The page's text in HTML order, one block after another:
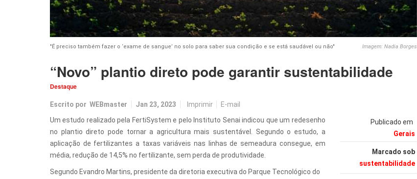
"É preciso também fazer o ‘exame de sangue’ no solo para saber sua condição e se está saudável ou não" Imagem: Nadia Borges
“Novo” plantio direto pode garantir sustentabilidade
Destaque
Escrito por WEBmaster Jan 23, 2023 Imprimir E-mail
Publicado em
Gerais
Marcado sob
sustentabilidade
Um estudo realizado pela FertiSystem e pelo Instituto Senai indicou que um redesenho
no plantio direto pode tornar a agricultura mais sustentável. Segundo o estudo, a
aplicação de fertilizantes a taxas variáveis nas linhas de semeadura consegue, em
média, redução de 14,5% no fertilizante, sem perda de produtividade.
Segundo Evandro Martins, presidente da diretoria executiva do Parque Tecnológico do